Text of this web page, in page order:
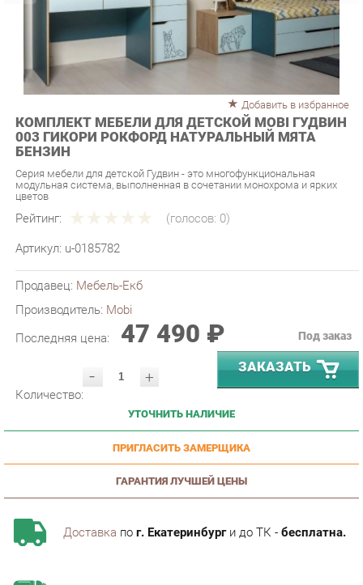
КОМПЛЕКТ МЕБЕЛИ ДЛЯ ДЕТСКОЙ MOBI ГУДВИН
003 ГИКОРИ РОКФОРД НАТУРАЛЬНЫЙ МЯТА
БЕНЗИН
Серия мебели для детской Гудвин - это многофункциональная
цветов
Рейтинг:
Артикул: u-0185782
Производитель:Mobi
Последняя цена:
47 490 ₽
- ЗАКАЗАТЬ
УТОЧНИТЬ НАЛИЧИЕ
ПРИГЛАСИТЬ ЗАМЕРЩИКА
ГАРАНТИЯ ЛУЧШЕЙ ЦЕНЫ
Доставкапог. Екатеринбурги до ТК -бесплатна.